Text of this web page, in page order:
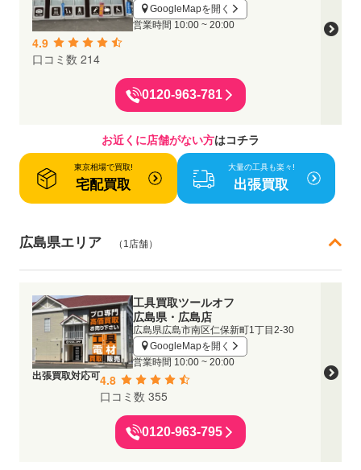
GoogleMapを開く
営業時間 10:00 ~ 20:00
4.9
口コミ数 214
0120-963-781
お近くに店舗がない方はコチラ
東京相場で買取!
宅配買取
大量の工具も楽々!
出張買取
広島県エリア （1店舗）
工具買取ツールオフ
広島県・広島店
広島県広島市南区仁保新町1丁目2-30
GoogleMapを開く
営業時間 10:00 ~ 20:00
出張買取対応可4.8
口コミ数 355
0120-963-795